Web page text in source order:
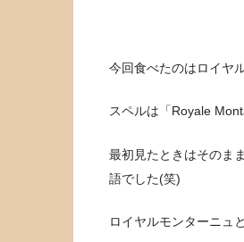
今回食べたのはロイヤ
スペルは「Royale
最初見たときはそのま
語でした(笑)
ロイヤルモンターニュ